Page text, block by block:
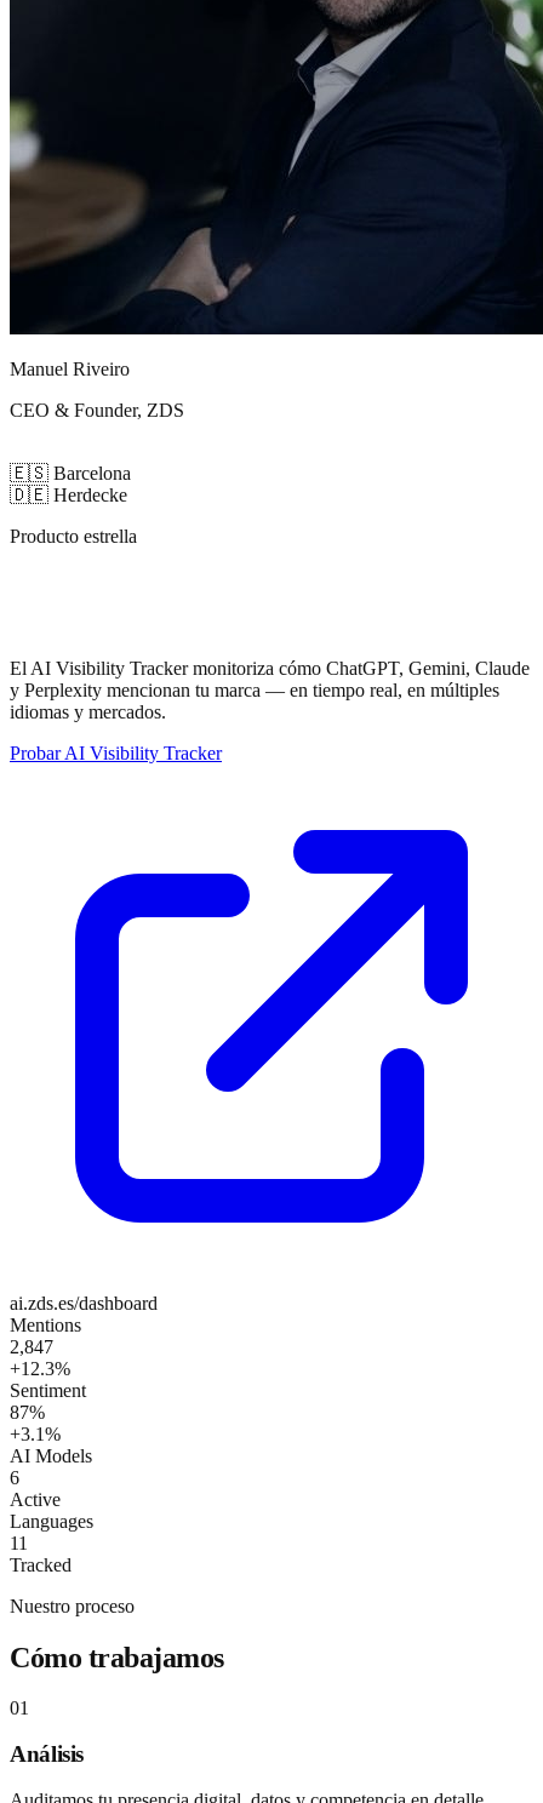
Manuel Riveiro
CEO & Founder, ZDS
🇪🇸 Barcelona
🇩🇪 Herdecke
Producto estrella
El AI Visibility Tracker monitoriza cómo ChatGPT, Gemini, Claude
y Perplexity mencionan tu marca — en tiempo real, en múltiples
idiomas y mercados.
Probar AI Visibility Tracker
ai.zds.es/dashboard
Mentions
2,847
+12.3%
Sentiment
87%
+3.1%
AI Models
6
Active
Languages
11
Tracked
Nuestro proceso
Cómo trabajamos
01
Análisis